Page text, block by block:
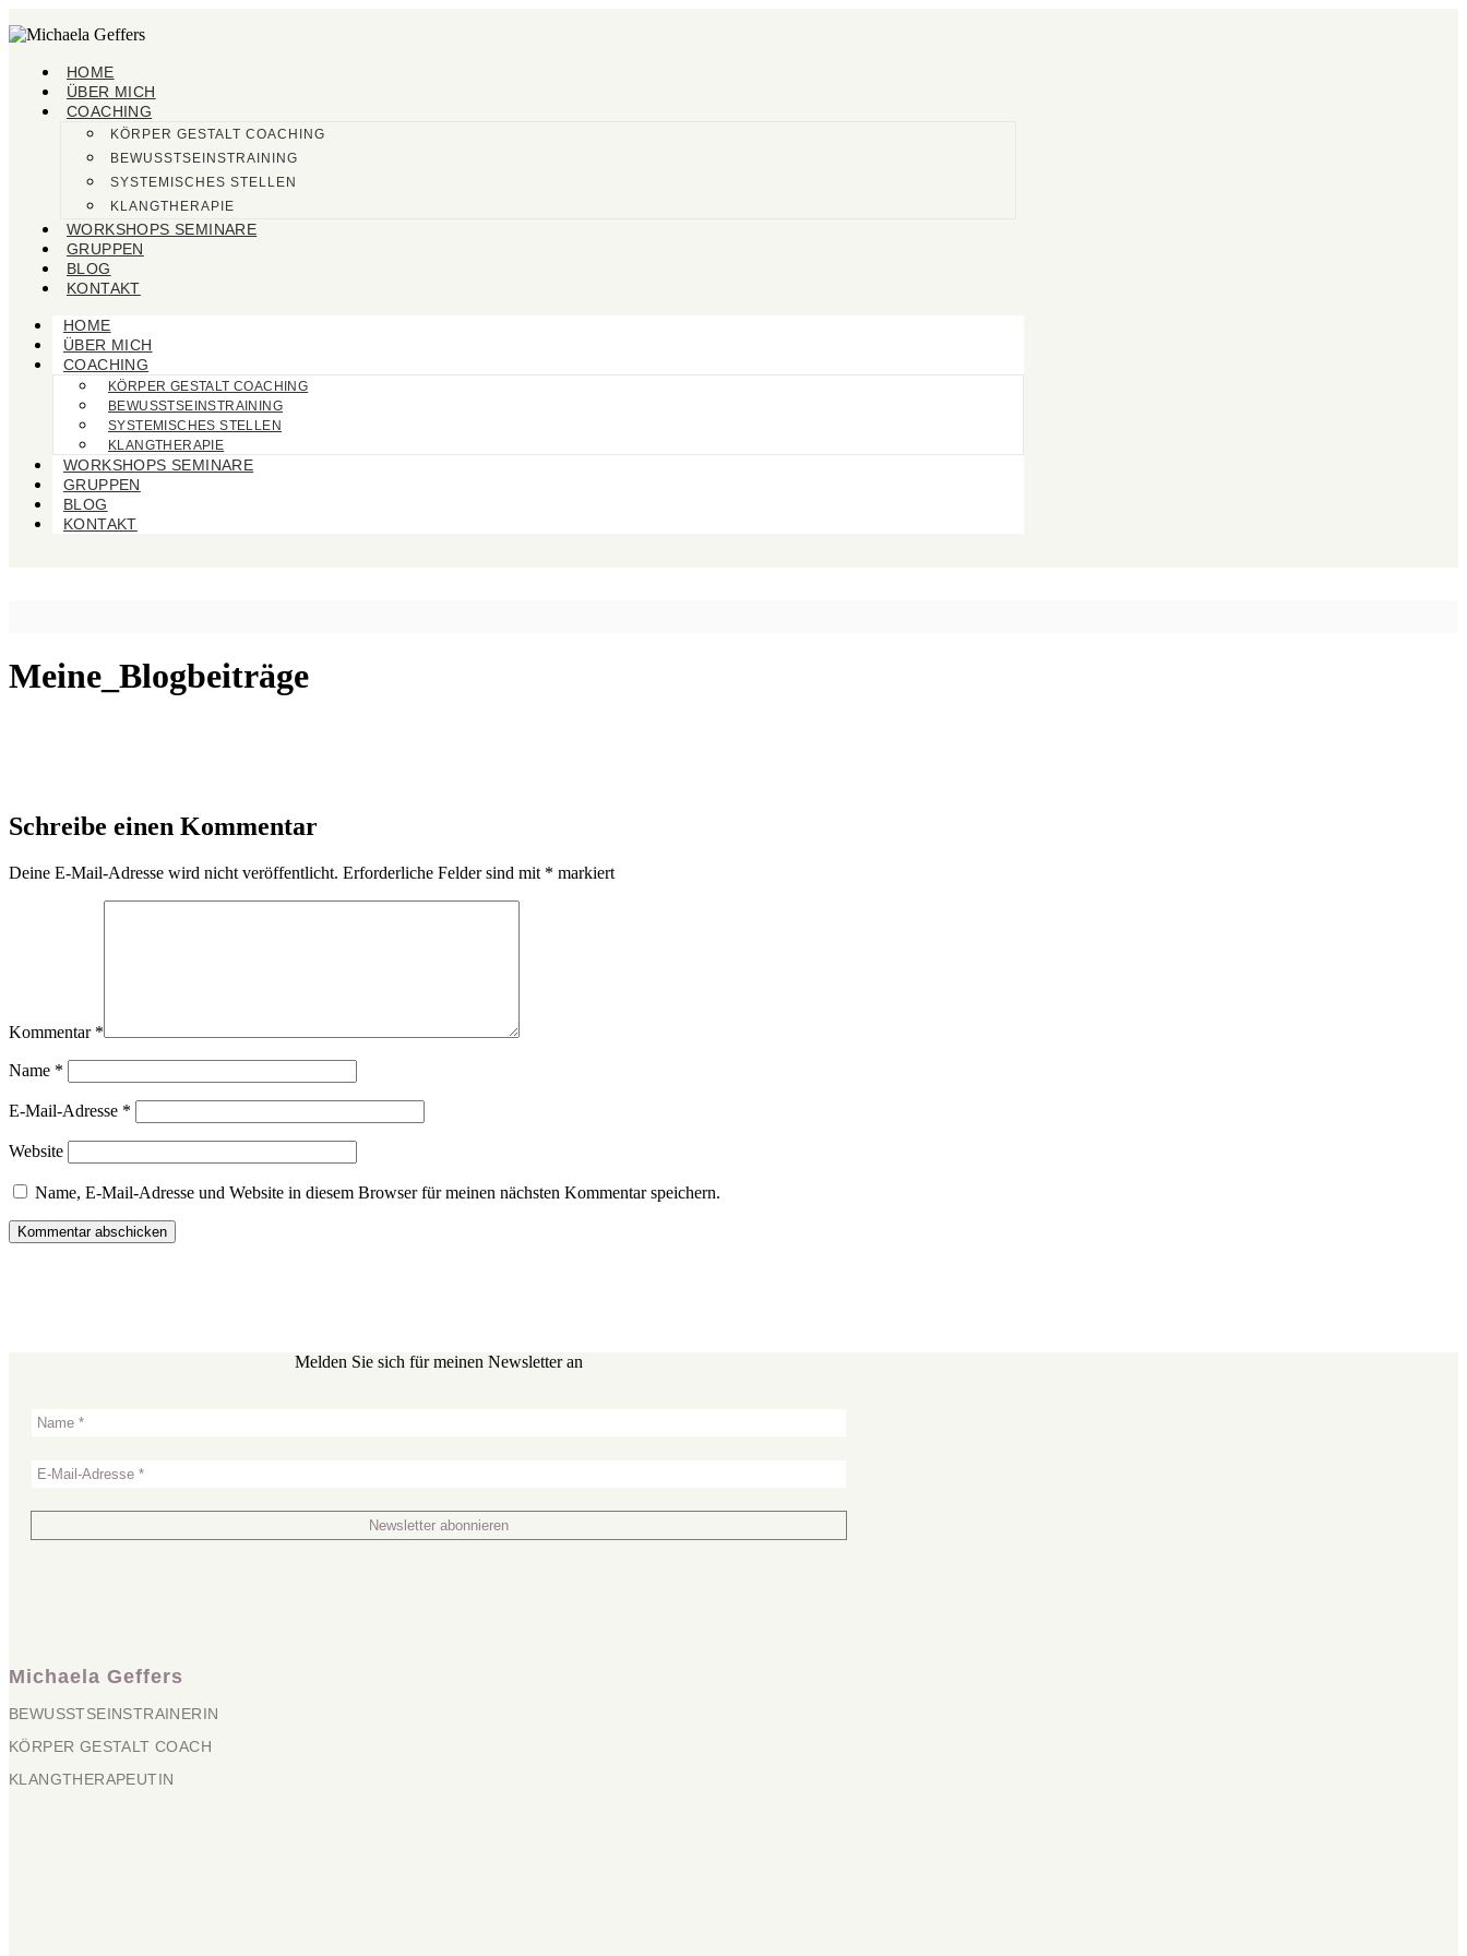
HOME
ÜBER MICH
COACHING
KÖRPER GESTALT COACHING
BEWUSSTSEINSTRAINING
SYSTEMISCHES STELLEN
KLANGTHERAPIE
WORKSHOPS SEMINARE
GRUPPEN
BLOG
KONTAKT
HOME
ÜBER MICH
COACHING
KÖRPER GESTALT COACHING
BEWUSSTSEINSTRAINING
SYSTEMISCHES STELLEN
KLANGTHERAPIE
WORKSHOPS SEMINARE
GRUPPEN
BLOG
KONTAKT
Meine_Blogbeiträge
Schreibe einen Kommentar
Deine E-Mail-Adresse wird nicht veröffentlicht. Erforderliche Felder sind mit * markiert
Kommentar *
Name *
E-Mail-Adresse *
Website
Name, E-Mail-Adresse und Website in diesem Browser für meinen nächsten Kommentar speichern.
Melden Sie sich für meinen Newsletter an
Michaela Geffers
BEWUSSTSEINSTRAINERIN
KÖRPER GESTALT COACH
KLANGTHERAPEUTIN